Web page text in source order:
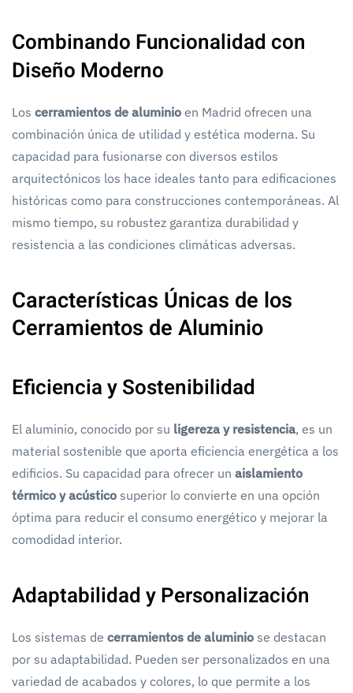
Combinando Funcionalidad con
Diseño Moderno
Los cerramientos de aluminio en Madrid ofrecen una
combinación única de utilidad y estética moderna. Su
capacidad para fusionarse con diversos estilos
arquitectónicos los hace ideales tanto para edificaciones
históricas como para construcciones contemporáneas. Al
mismo tiempo, su robustez garantiza durabilidad y
resistencia a las condiciones climáticas adversas.
Características Únicas de los
Cerramientos de Aluminio
Eficiencia y Sostenibilidad
El aluminio, conocido por su ligereza y resistencia, es un
material sostenible que aporta eficiencia energética a los
edificios. Su capacidad para ofrecer un aislamiento
térmico y acústico superior lo convierte en una opción
óptima para reducir el consumo energético y mejorar la
comodidad interior.
Adaptabilidad y Personalización
Los sistemas de cerramientos de aluminio se destacan
por su adaptabilidad. Pueden ser personalizados en una
variedad de acabados y colores, lo que permite a los